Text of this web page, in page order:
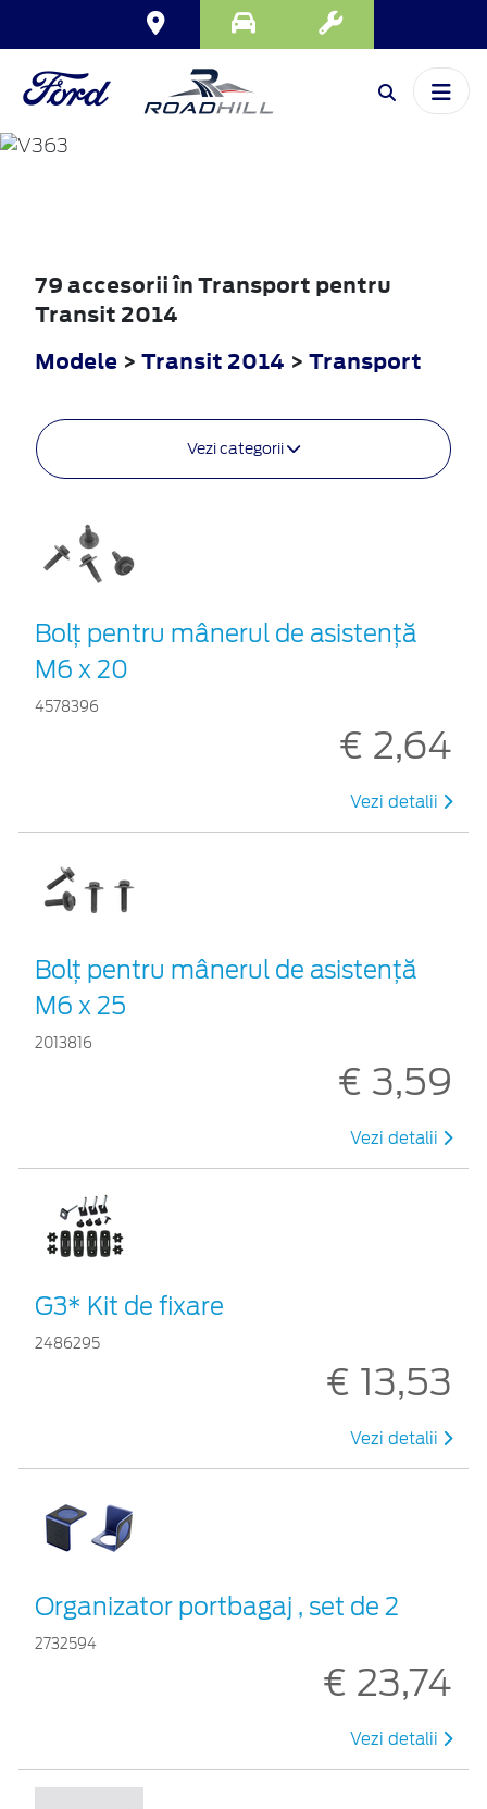
TRANSIT
79 accesorii în Transport pentru
Transit 2014
Modele > Transit 2014 > Transport
Vezi categorii
Bolț pentru mânerul de asistență
M6 x 20
4578396
€ 2,64
Vezi detalii
Bolț pentru mânerul de asistență
M6 x 25
2013816
€ 3,59
Vezi detalii
G3* Kit de fixare
2486295
€ 13,53
Vezi detalii
Organizator portbagaj , set de 2
2732594
€ 23,74
Vezi detalii